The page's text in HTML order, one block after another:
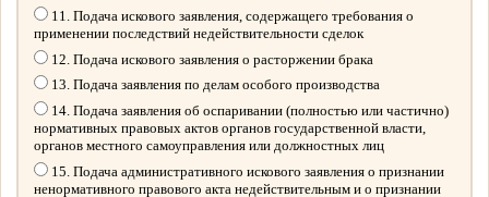
11. Подача искового заявления, содержащего требования о
применении последствий недействительности сделок
12. Подача искового заявления о расторжении брака
13. Подача заявления по делам особого производства
14. Подача заявления об оспаривании (полностью или частично)
нормативных правовых актов органов государственной власти,
органов местного самоуправления или должностных лиц
15. Подача административного искового заявления о признании
ненормативного правового акта недействительным и о признании